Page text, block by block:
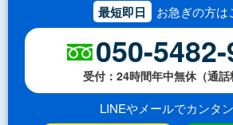
最短即日 お急ぎの方は
050-5482-
受付：24時間年中無休（通話
LINEやメールでカンタ